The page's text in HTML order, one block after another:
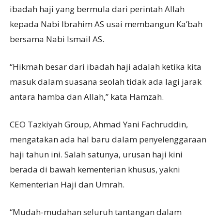
ibadah haji yang bermula dari perintah Allah
kepada Nabi Ibrahim AS usai membangun Ka’bah
bersama Nabi Ismail AS.
“Hikmah besar dari ibadah haji adalah ketika kita
masuk dalam suasana seolah tidak ada lagi jarak
antara hamba dan Allah,” kata Hamzah.
CEO Tazkiyah Group, Ahmad Yani Fachruddin,
mengatakan ada hal baru dalam penyelenggaraan
haji tahun ini. Salah satunya, urusan haji kini
berada di bawah kementerian khusus, yakni
Kementerian Haji dan Umrah.
“Mudah-mudahan seluruh tantangan dalam